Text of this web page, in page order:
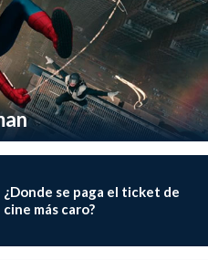
¿Donde se paga el ticket de
cine más caro?